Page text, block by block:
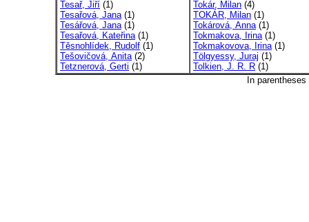
Tesař, Jiří (1)
Tesařová, Jana(1)
Tesářová, Jana(1)
Tesařová, Kateřina(1)
Těsnohlídek, Rudolf (1)
Tešovičová, Anita(2)
Tetznerová, Gerti (1)
Tokár, Milan (4)
TOKÁR, Milan (1)
Tokárová, Anna(1)
Tokmakova, Irina(1)
Tokmakovova, Irina(1)
Tölgyessy, Juraj (1)
Tolkien, J. R. R (1)
In